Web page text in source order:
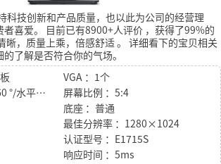
科技创新和产品质量，也以此为公司的经营理
喜爱。
目前已有8900+人评价 ，获得了99%的
晰，质量上乘，倍感舒适。 详细看下的宝贝相关
了解是否符合你的气场。
VGA ：1个
可视角度 ：（垂直160 °/水平170 °）
屏幕比例 ：5:4
底座 ：普通
最佳分辨率 ：1280×1024
认证型号 ：E1715S
响应时间 ：5ms